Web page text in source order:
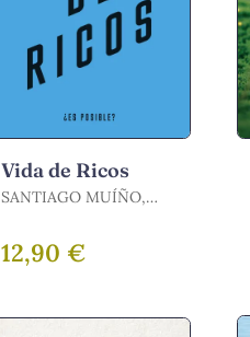
Vida de Ricos
SANTIAGO MUÍÑO,
12,90 €